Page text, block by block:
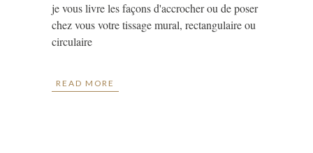
je vous livre les façons d'accrocher ou de poser
chez vous votre tissage mural, rectangulaire ou
circulaire
READ MORE